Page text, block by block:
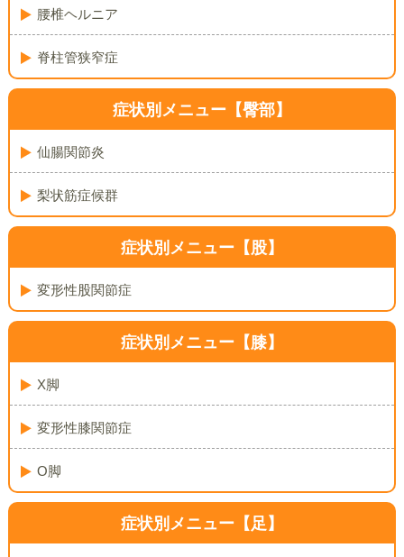
腰椎ヘルニア
脊柱管狭窄症
症状別メニュー【臀部】
仙腸関節炎
梨状筋症候群
症状別メニュー【股】
変形性股関節症
症状別メニュー【膝】
X脚
変形性膝関節症
O脚
症状別メニュー【足】